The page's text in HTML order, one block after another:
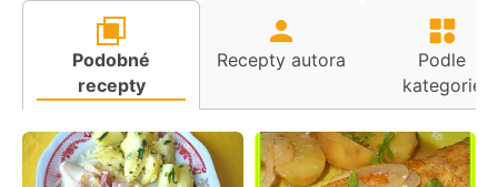
Podobné
recepty
Recepty autora
Podle
kategorie